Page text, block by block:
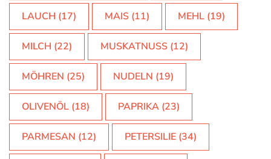
LAUCH (17) MAIS (11) MEHL (19)
MILCH (22) MUSKATNUSS (12)
MÖHREN (25) NUDELN (19)
OLIVENÖL (18) PAPRIKA (23)
PARMESAN (12) PETERSILIE (34)